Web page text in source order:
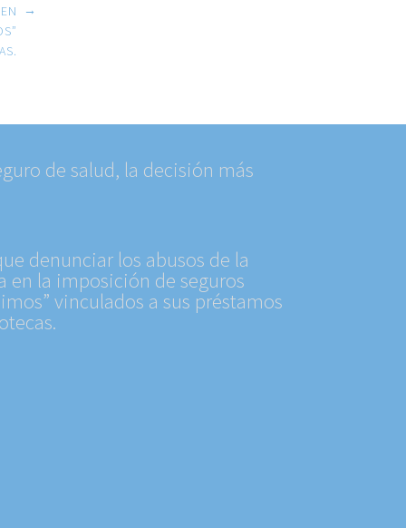
→
de salud, la decisión más
denunciar los abusos de la
en la imposición de seguros
vinculados a sus préstamos